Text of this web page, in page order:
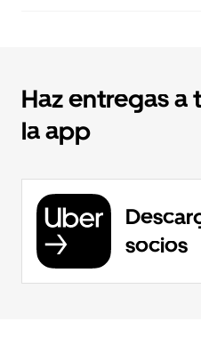
Haz entregas a
la app
socios